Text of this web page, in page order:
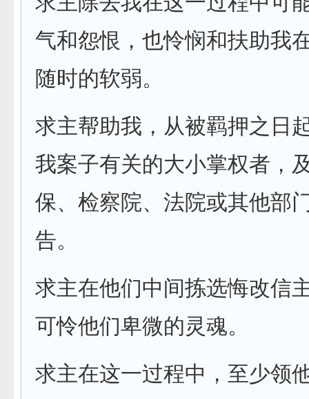
气和怨恨，也怜悯和扶助我
随时的软弱。
求主帮助我，从被羁押之日
我案子有关的大小掌权者，
保、检察院、法院或其他部
告。
求主在他们中间拣选悔改信
可怜他们卑微的灵魂。
求主在这一过程中，至少领